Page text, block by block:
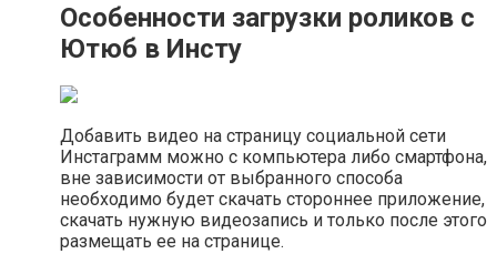
Особенности загрузки роликов с
Ютюб в Инсту
Добавить видео на страницу социальной сети
Инстаграмм можно с компьютера либо смартфона,
вне зависимости от выбранного способа
необходимо будет скачать стороннее приложение,
скачать нужную видеозапись и только после этого
размещать ее на странице.